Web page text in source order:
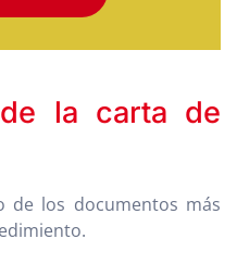
la carta de
de los documentos más